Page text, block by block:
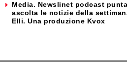
Media. Newslinet podcast
ascolta le notizie della
Elli. Una produzione Kvox